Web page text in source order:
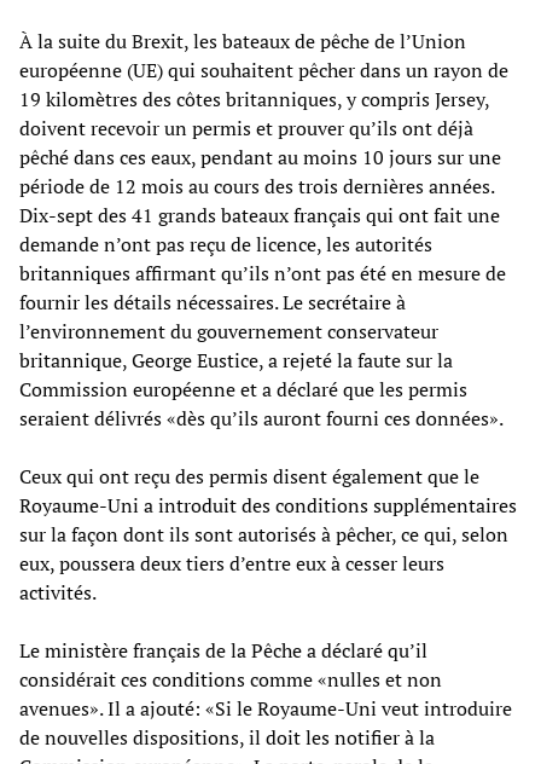
À la suite du Brexit, les bateaux de pêche de l’Union
européenne (UE) qui souhaitent pêcher dans un rayon de
19 kilomètres des côtes britanniques, y compris Jersey,
doivent recevoir un permis et prouver qu’ils ont déjà
pêché dans ces eaux, pendant au moins 10 jours sur une
période de 12 mois au cours des trois dernières années.
Dix-sept des 41 grands bateaux français qui ont fait une
demande n’ont pas reçu de licence, les autorités
britanniques affirmant qu’ils n’ont pas été en mesure de
fournir les détails nécessaires. Le secrétaire à
l’environnement du gouvernement conservateur
britannique, George Eustice, a rejeté la faute sur la
Commission européenne et a déclaré que les permis
seraient délivrés «dès qu’ils auront fourni ces données».
Ceux qui ont reçu des permis disent également que le
Royaume-Uni a introduit des conditions supplémentaires
sur la façon dont ils sont autorisés à pêcher, ce qui, selon
eux, poussera deux tiers d’entre eux à cesser leurs
activités.
Le ministère français de la Pêche a déclaré qu’il
considérait ces conditions comme «nulles et non
avenues». Il a ajouté: «Si le Royaume-Uni veut introduire
de nouvelles dispositions, il doit les notifier à la